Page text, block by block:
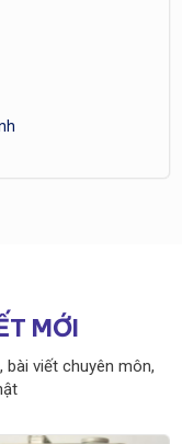
MỚI
bài viết chuyên môn,